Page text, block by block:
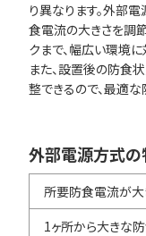
り異なります。外部
食電流の大きさを調
クまで、幅広い環境に
また、設置後の防食
整できるので、最適
外部電源方式の
所要防食電流が
1ヶ所から大きな